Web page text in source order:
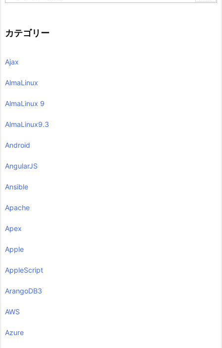
カテゴリー
Ajax
AlmaLinux
AlmaLinux 9
AlmaLinux9.3
Android
AngularJS
Ansible
Apache
Apex
Apple
AppleScript
ArangoDB3
AWS
Azure